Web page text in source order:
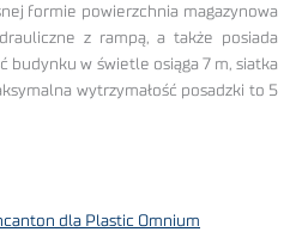
formie powierzchnia magazynowa
z rampą, a także posiada
budynku w świetle osiąga 7 m, siatka
wytrzymałość posadzki to 5
dla Plastic Omnium